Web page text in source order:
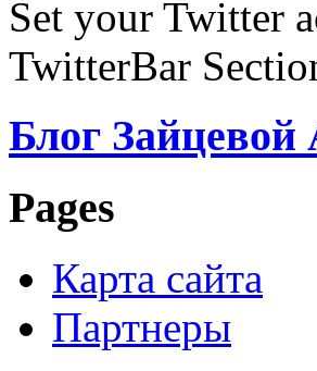
Set your Twitter
TwitterBar
Блог
Pages
Карта сайта
Партнеры